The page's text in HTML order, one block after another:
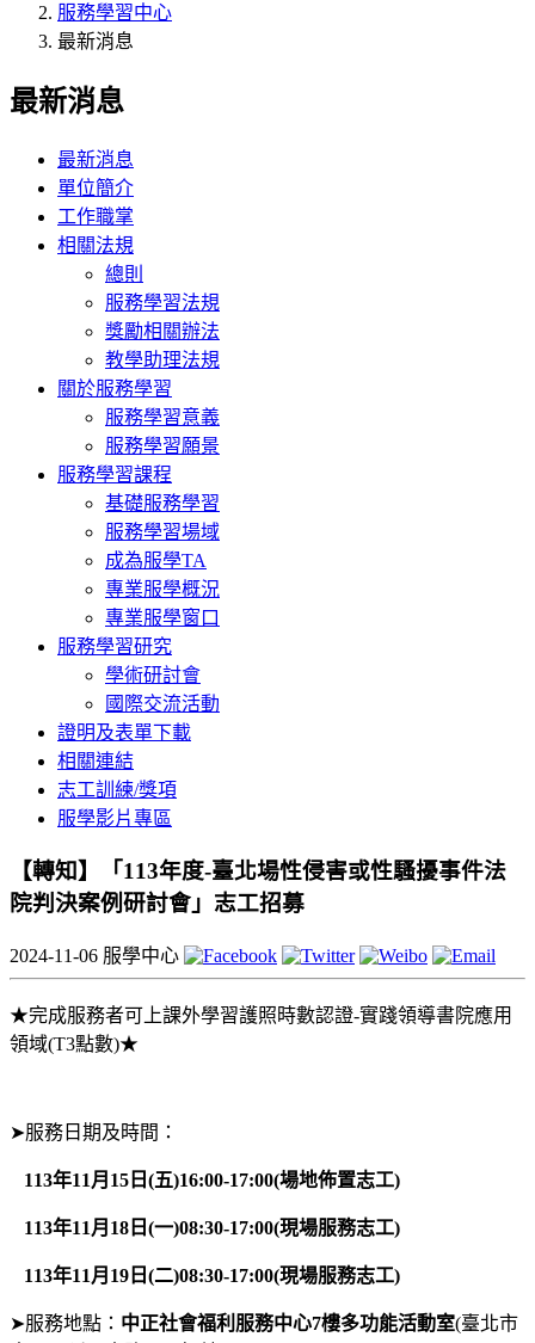
服務學習中心
最新消息
最新消息
最新消息
單位簡介
工作職掌
相關法規
總則
服務學習法規
獎勵相關辦法
教學助理法規
關於服務學習
服務學習意義
服務學習願景
服務學習課程
基礎服務學習
服務學習場域
成為服學TA
專業服學概況
專業服學窗口
服務學習研究
學術研討會
國際交流活動
證明及表單下載
相關連結
志工訓練/獎項
服學影片專區
【轉知】「113年度-臺北場性侵害或性騷擾事件法
院判決案例研討會」志工招募
2024-11-06 服學中心
★完成服務者可上課外學習護照時數認證-實踐領導書院應用
領域(T3點數)★
➤服務日期及時間：
113年11月15日(五)16:00-17:00(場地佈置志工)
113年11月18日(一)08:30-17:00(現場服務志工)
113年11月19日(二)08:30-17:00(現場服務志工)
➤服務地點： 中正社會福利服務中心7樓多功能活動室(臺北市